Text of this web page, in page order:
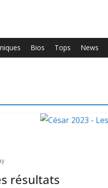
Bios Tops News
résultats